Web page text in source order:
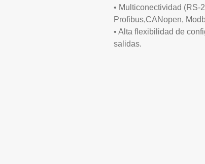
• Multiconectividad (RS-
Profibus,CANopen,
• Alta flexibilidad de
salidas.